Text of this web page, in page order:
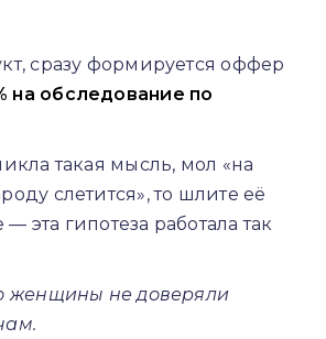
сразу формируется оффер
на обследование по
такая мысль, мол «на
слетится», то шлите её
эта гипотеза работала так
женщины не доверяли